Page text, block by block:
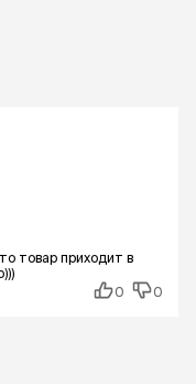
товар приходит в
0
0